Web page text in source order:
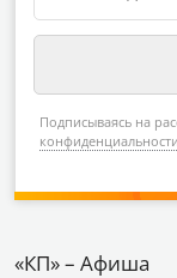
Подписываясь на
конфиденциальности
«КП» – Афиша